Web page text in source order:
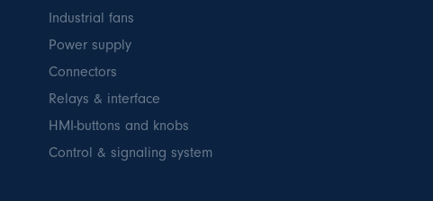
Industrial fans
Power supply
Connectors
Relays & interface
HMI-buttons and knobs
Control & signaling system